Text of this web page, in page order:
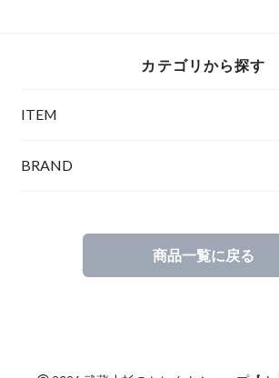
カテゴリから探す
ITEM
BRAND
商品一覧に戻る